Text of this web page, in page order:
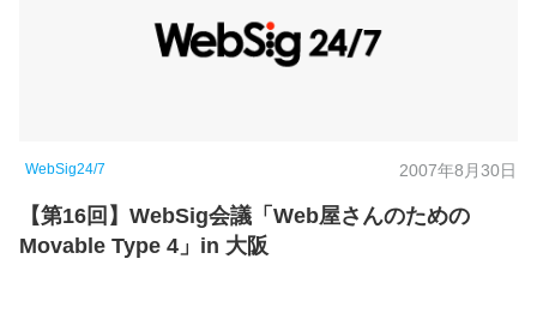
WebSig24/7 2007年8月30日
【第16回】WebSig会議「Web屋さんのための
Movable Type 4」in 大阪